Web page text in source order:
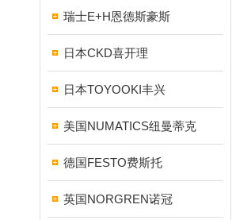
瑞士E+H恩德斯豪斯
日本CKD喜开理
日本TOYOOKI丰兴
美国NUMATICS纽曼蒂克
德国FESTO费斯托
英国NORGREN诺冠